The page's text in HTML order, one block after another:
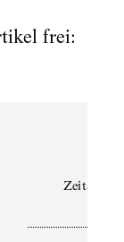
frei: